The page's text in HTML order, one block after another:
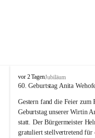
T
o
a
j
vor 2 TagenJubiläum
60. Geburtstag Anita
Gestern fand die Feier zum
Geburtstag unserer Wirtin
statt. Der Bürgermeister
gratuliert stellvertretend für